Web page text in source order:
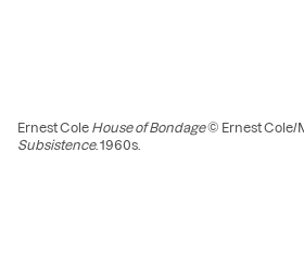
Ernest Cole House of Bondage© Ernest Cole/
Subsistence. 1960s.